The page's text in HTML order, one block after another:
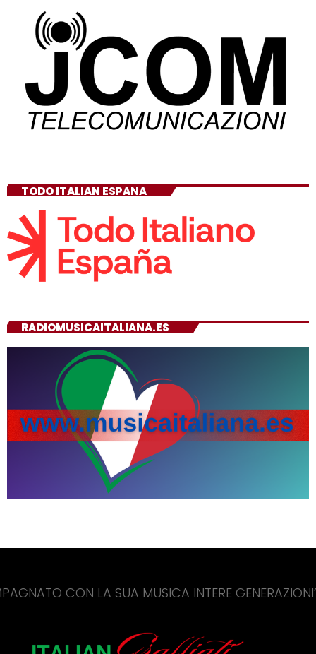
TODO ITALIAN ESPANA
RADIOMUSICAITALIANA.ES
LA SUA MUSICA INTERE GENERAZIONI”